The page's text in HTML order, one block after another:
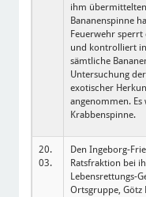
ihm
Bananenspinne
Feuerwehr sperrt
und kontrolliert
sämtliche
Untersuchung
exotischer
angenommen. Es
Krabbenspinne.
20.
03.
Den Ingeborg-
Ratsfraktion bei
Lebensrettungs-
Ortsgruppe, Götz